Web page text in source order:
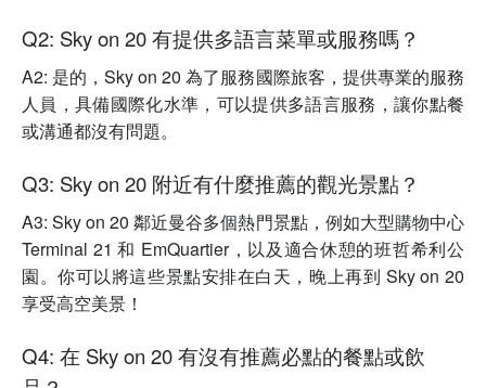
Q2: Sky on 20 有提供多語言菜單或服務嗎？
A2: 是的，Sky on 20 為了服務國際旅客，提供專業的服務
人員，具備國際化水準，可以提供多語言服務，讓你點餐
或溝通都沒有問題。
Q3: Sky on 20 附近有什麼推薦的觀光景點？
A3: Sky on 20 鄰近曼谷多個熱門景點，例如大型購物中心
Terminal 21 和 EmQuartier，以及適合休憩的班哲希利公
園。你可以將這些景點安排在白天，晚上再到 Sky on 20
享受高空美景！
Q4: 在 Sky on 20 有沒有推薦必點的餐點或飲